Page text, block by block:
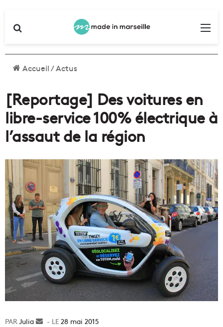
Accueil/Actus
[Reportage] Des voitures en
libre-service 100% électrique à
l’assaut de la région
Julia
Envoyer28 mai 2015